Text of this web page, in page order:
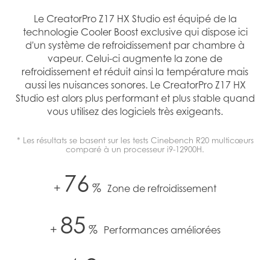
Le CreatorPro Z17 HX Studio est équipé de la
technologie Cooler Boost exclusive qui dispose ici
d'un système de refroidissement par chambre à
vapeur. Celui-ci augmente la zone de
refroidissement et réduit ainsi la température mais
aussi les nuisances sonores. Le CreatorPro Z17 HX
Studio est alors plus performant et plus stable quand
vous utilisez des logiciels très exigeants.
* Les résultats se basent sur les tests Cinebench R20 multicœurs
comparé à un processeur i9-12900H.
+ 76 % Zone de refroidissement
+ 85 % Performances améliorées